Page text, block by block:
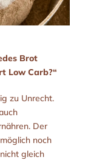
Brot
Low Carb?“
zu Unrecht.
Der
noch
gleich